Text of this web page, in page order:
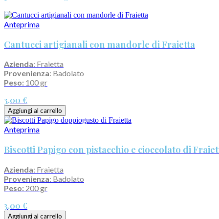
Anteprima
Cantucci artigianali con mandorle di Fraietta
Azienda: Fraietta
Provenienza: Badolato
Peso: 100 gr
3,00 €
Aggiungi al carrello
Anteprima
Biscotti Papigo con pistacchio e cioccolato di
Azienda: Fraietta
Provenienza: Badolato
Peso: 200 gr
3,00 €
Aggiungi al carrello